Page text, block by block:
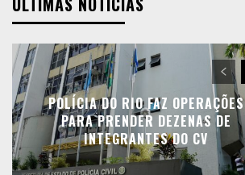
POLÍCIA DO RIO FAZ OPERAÇÕES
PARA PRENDER DEZENAS DE
INTEGRANTES DO CV